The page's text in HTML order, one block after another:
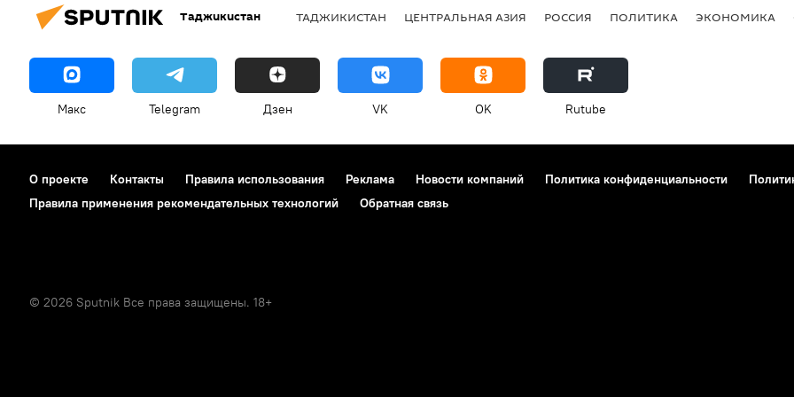
Таджикистан ТАДЖИКИСТАН ЦЕНТРАЛЬНАЯ АЗИЯ РОССИЯ ПОЛИТИКА ЭКОНОМИКА
Макс Telegram Дзен VK OK Rutube
О проекте Контакты Правила использования Реклама Новости компаний Политика конфиденциальности
Правила применения рекомендательных технологий
Обратная связь
© 2026 Sputnik Все права защищены. 18+